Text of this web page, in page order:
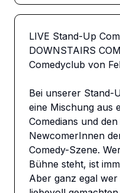
LIVE Stand-Up
DOWNSTAIRS
Comedyclub von
Bei unserer Stand-
eine Mischung aus
Comedians und
NewcomerInnen
Comedy-Szene.
Bühne steht, ist
Aber ganz egal